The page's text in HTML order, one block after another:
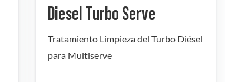
Diesel Turbo Serve
Tratamiento Limpieza del Turbo Diésel
para Multiserve